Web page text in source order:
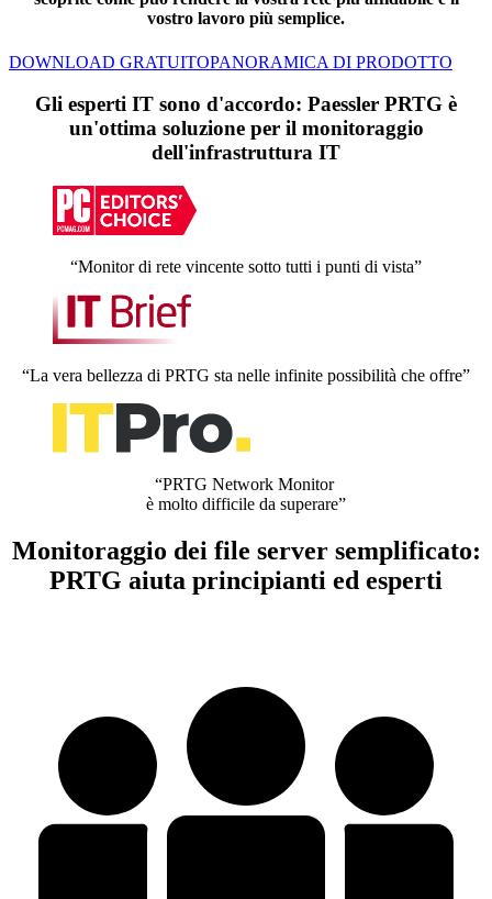
vostro lavoro più semplice.
DOWNLOAD GRATUITOPANORAMICA DI PRODOTTO
Gli esperti IT sono d'accordo: Paessler PRTG è
un'ottima soluzione per il monitoraggio
dell'infrastruttura IT
“Monitor di rete vincente sotto tutti i punti di vista”
“La vera bellezza di PRTG sta nelle infinite possibilità che offre”
“PRTG Network Monitor
è molto difficile da superare”
Monitoraggio dei file server semplificato:
PRTG aiuta principianti ed esperti